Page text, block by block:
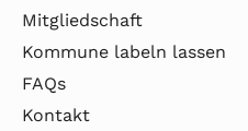
Mitgliedschaft
Kommune labeln lassen
FAQs
Kontakt